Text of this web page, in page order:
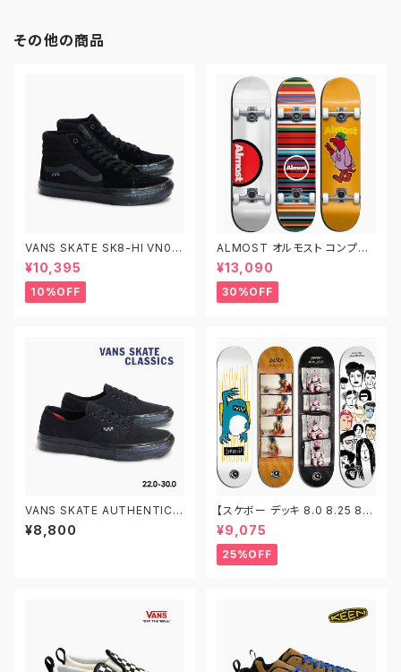
その他の商品
VANS SKATE SK8-HI VN0A
5FCCBKA 26.0-29.0 ヴァン
ズ スケートスケートハイ
¥10,395
10%OFF
ALMOST オルモスト コンプリ
ート デッキ スケートボード スケ
ボー 7.625インチ 7.75インチ
7.875インチ 子供用 キッズ
¥13,090
30%OFF
VANS SKATE AUTHENTIC V
N0A5FC8BKA 22.0-30.0 ヴ
ァンズ スケートオーセンティック
¥8,800
【スケボー デッキ 8.0 8.25 8.5
8.75】FOUNDATION ファンデ
ーション スケートボード デッキ
スケボー プロデッキ
¥9,075
25%OFF